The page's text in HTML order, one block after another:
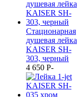
Стационарная
душевая лейка
KAISER SH-
303, черный
4 650 P-